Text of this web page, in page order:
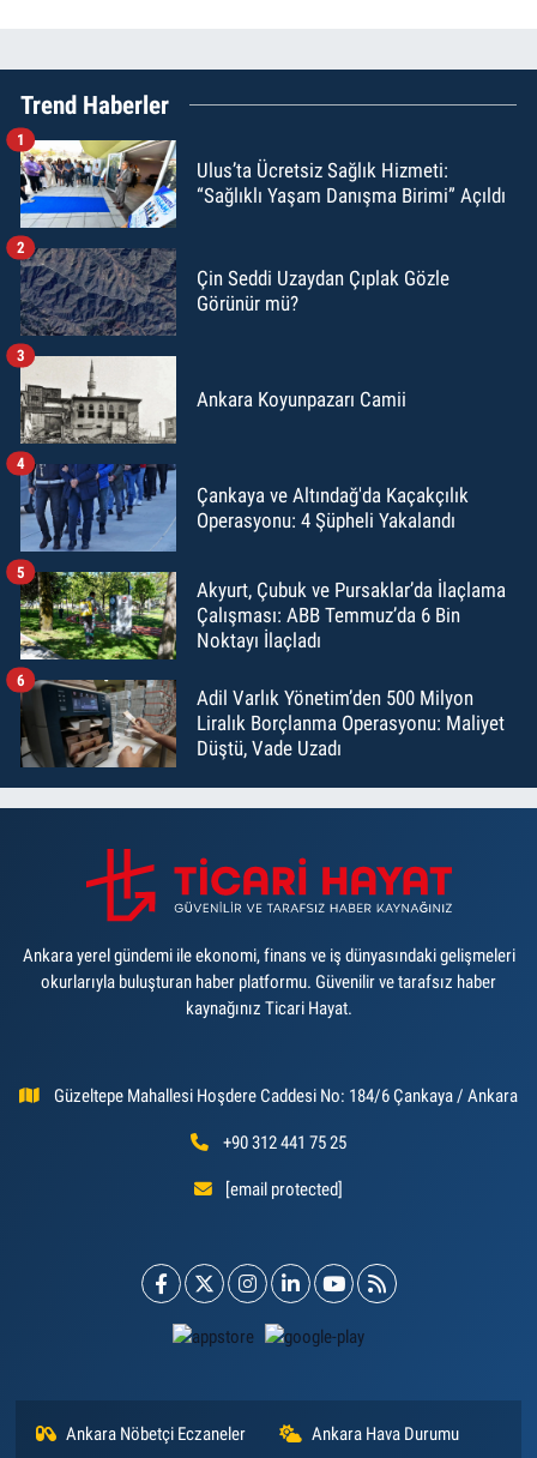
Trend Haberler
Ulus’ta Ücretsiz Sağlık Hizmeti:
“Sağlıklı Yaşam Danışma Birimi” Açıldı
1
Çin Seddi Uzaydan Çıplak Gözle
Görünür mü?
2
Ankara Koyunpazarı Camii
3
Çankaya ve Altındağ'da Kaçakçılık
Operasyonu: 4 Şüpheli Yakalandı
4
Akyurt, Çubuk ve Pursaklar’da İlaçlama
Çalışması: ABB Temmuz’da 6 Bin
Noktayı İlaçladı
5
Adil Varlık Yönetim’den 500 Milyon
Liralık Borçlanma Operasyonu: Maliyet
Düştü, Vade Uzadı
6
Ankara yerel gündemi ile ekonomi, finans ve iş dünyasındaki gelişmeleri
okurlarıyla buluşturan haber platformu. Güvenilir ve tarafsız haber
kaynağınız Ticari Hayat.
Güzeltepe Mahallesi Hoşdere Caddesi No: 184/6 Çankaya / Ankara
+90 312 441 75 25
[email protected]
Ankara Nöbetçi Eczaneler Ankara Hava Durumu